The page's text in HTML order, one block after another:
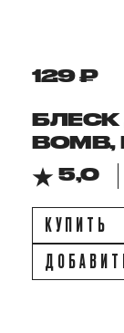
129 ₽
БЛЕСК
BOMB,
5,0
КУПИТЬ